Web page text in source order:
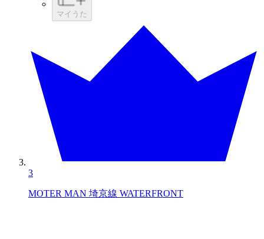
マイうた
3
MOTER MAN 埼京線 WATERFRONT